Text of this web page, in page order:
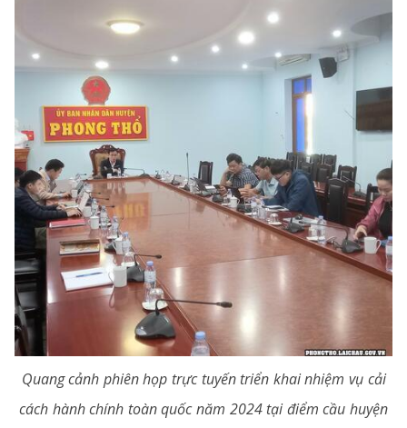
Quang cảnh phiên họp trực tuyến triển khai nhiệm vụ cải
cách hành chính toàn quốc năm 2024 tại điểm cầu huyện